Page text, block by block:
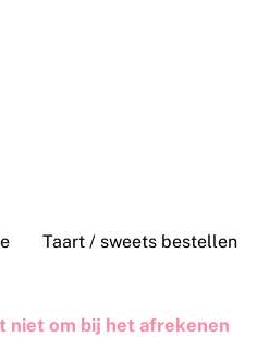
Taart / sweets bestellen
niet om bij het afrekenen